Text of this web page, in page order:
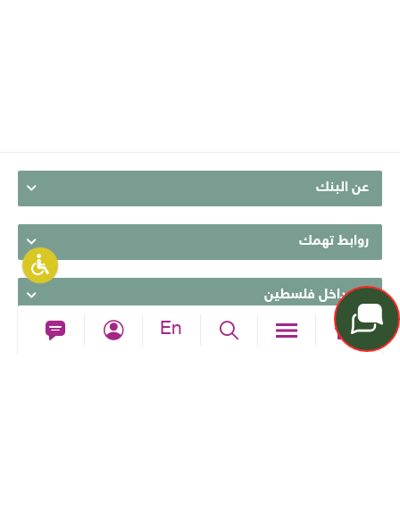
عن البنك
روابط تهمك
من داخل فلسطين
من خارج فلسطين
En